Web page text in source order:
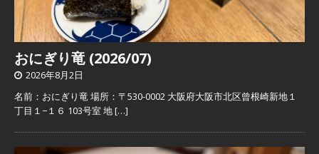
おにぎり竜 (2026/07)
2026年8月2日
名前：おにぎり竜 場所：〒530-0002 大阪府大阪市北区曾根崎新地１
丁目１−１６ 103号室 地[…]